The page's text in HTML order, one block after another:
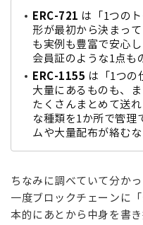
ERC-721 は「1つの
形が最初から決まっ
も実例も豊富で安心
会員証のような1点も
ERC-1155 は「1つの
大量にあるものも、
たくさんまとめて送
な種類を1か所で管理
ムや大量配布が絡むな
ちなみに調べていて分か
一度ブロックチェーンに
本的にあとから中身を書き